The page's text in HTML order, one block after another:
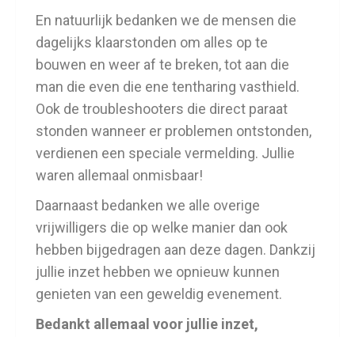
En natuurlijk bedanken we de mensen die
dagelijks klaarstonden om alles op te
bouwen en weer af te breken, tot aan die
man die even die ene tentharing vasthield.
Ook de troubleshooters die direct paraat
stonden wanneer er problemen ontstonden,
verdienen een speciale vermelding. Jullie
waren allemaal onmisbaar!
Daarnaast bedanken we alle overige
vrijwilligers die op welke manier dan ook
hebben bijgedragen aan deze dagen. Dankzij
jullie inzet hebben we opnieuw kunnen
genieten van een geweldig evenement.
Bedankt allemaal voor jullie inzet,